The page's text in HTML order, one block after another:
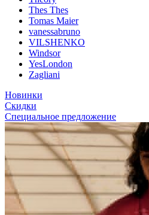
Thes Thes
Tomas Maier
vanessabruno
VILSHENKO
Windsor
YesLondon
Zagliani
Новинки
Скидки
Специальное предложение